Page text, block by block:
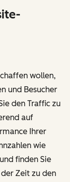
wollen,
und Besucher
den Traffic zu
auf
Ihrer
wie
finden Sie
Zeit zu den